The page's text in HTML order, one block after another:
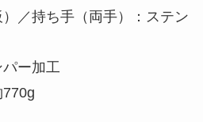
／持ち手（両手）：ステン
ー加工